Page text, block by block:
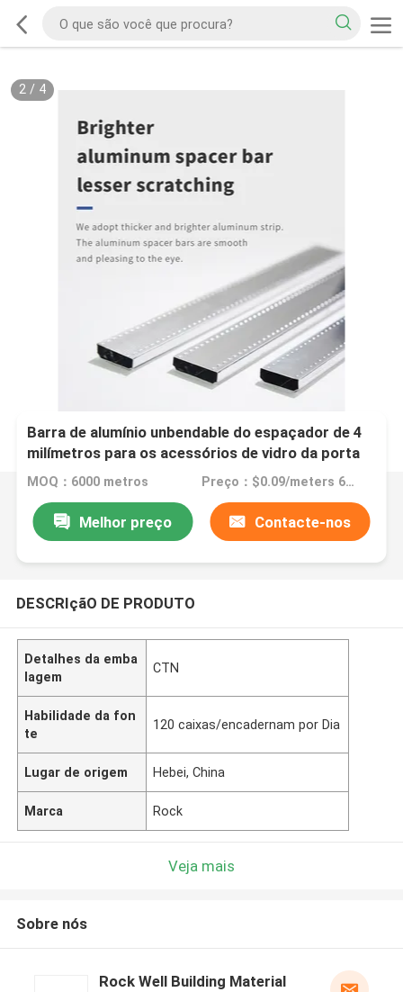
2/ 4
Barra de alumínio unbendable do espaçador de 4
milímetros para os acessórios de vidro da porta
deslizante
MOQ：6000 metros Preço：$0.09/meters 6000-119999 meters
Melhor preço Contacte-nos
DESCRIçãO DE PRODUTO
Detalhes da emba
lagem
CTN
Habilidade da fon
te
120 caixas/encadernam por Dia
Lugar de origem Hebei, China
Marca Rock
Veja mais
Sobre nós
Rock Well Building Material